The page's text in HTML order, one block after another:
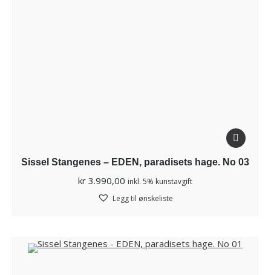
Sissel Stangenes – EDEN, paradisets hage. No 03
kr 3.990,00 inkl. 5% kunstavgift
Legg til ønskeliste